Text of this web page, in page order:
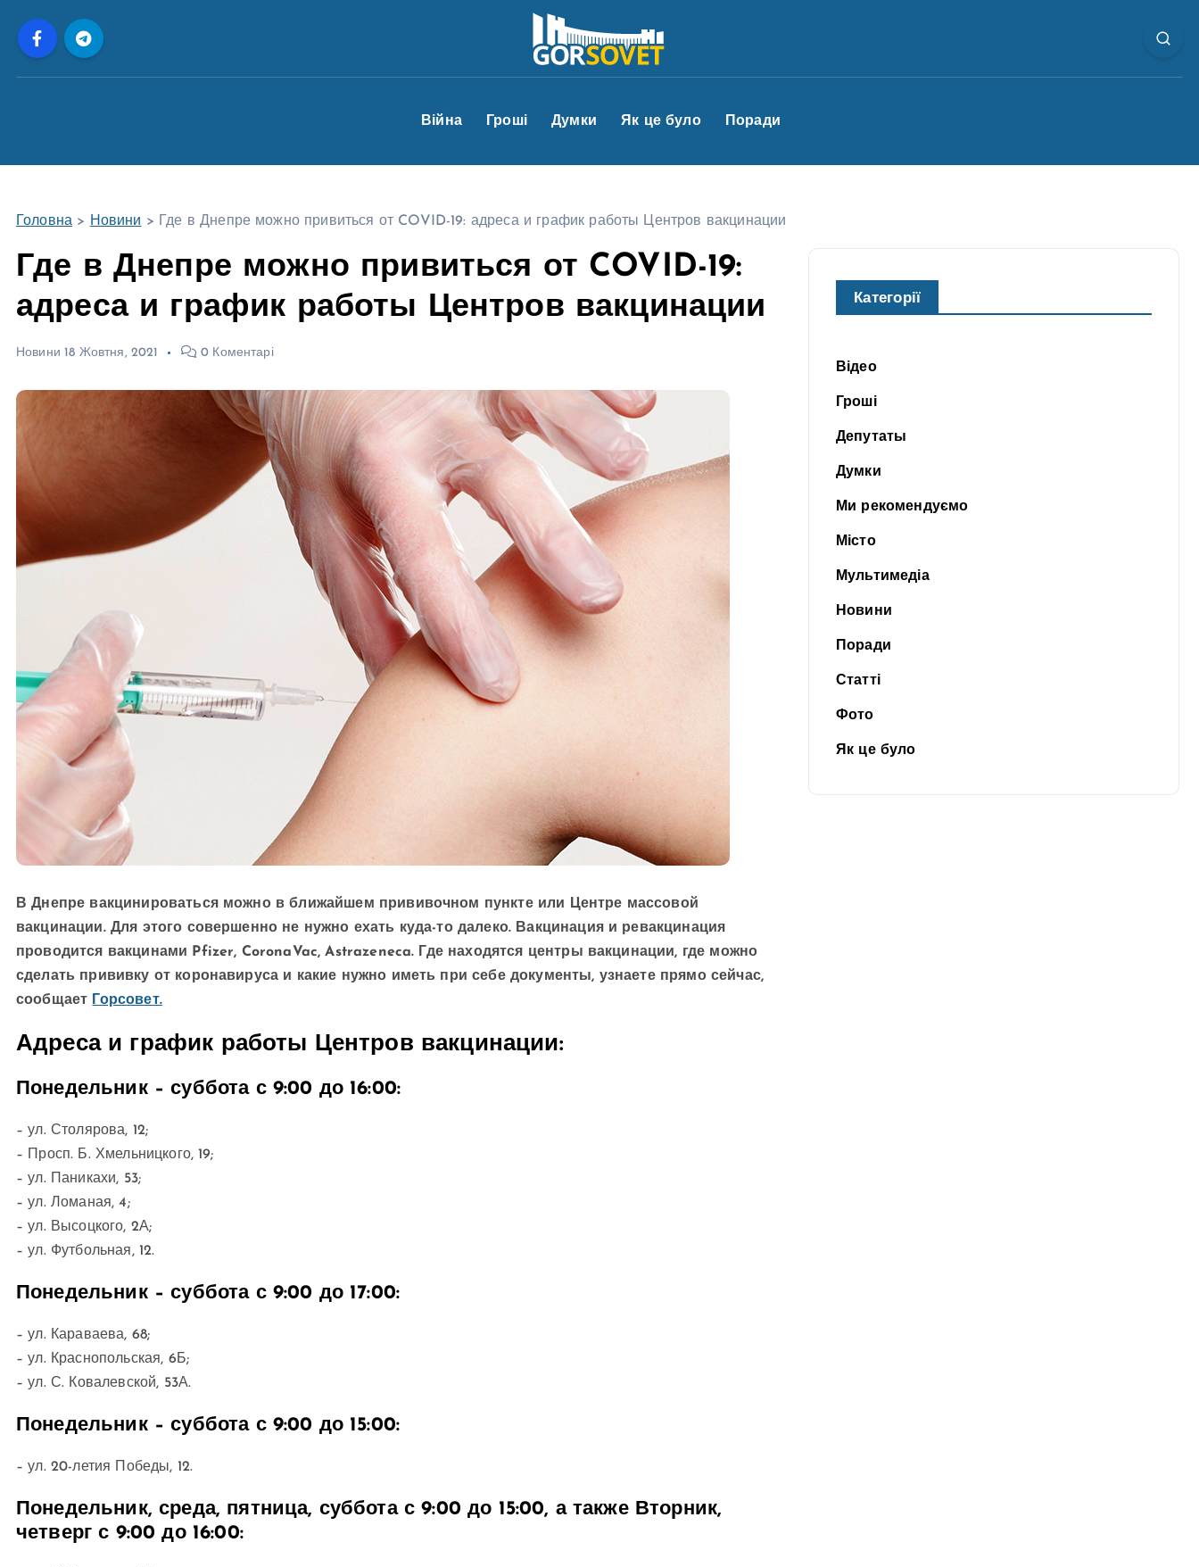
Війна Гроші Думки Як це було Поради
Головна > Новини > Где в Днепре можно привиться от COVID-19: адреса и график работы Центров вакцинации
Где в Днепре можно привиться от COVID-19:
адреса и график работы Центров вакцинации
Новини 18 Жовтня, 2021 0 Коментарі
В Днепре вакцинироваться можно в ближайшем прививочном пункте или Центре массовой
вакцинации. Для этого совершенно не нужно ехать куда-то далеко. Вакцинация и ревакцинация
проводится вакцинами Pfizer, CoronaVac, Astrazeneca. Где находятся центры вакцинации, где можно
сделать прививку от коронавируса и какие нужно иметь при себе документы, узнаете прямо сейчас,
сообщает
Горсовет.
Адреса и график работы Центров вакцинации:
Понедельник – суббота с 9:00 до 16:00:
– ул. Столярова, 12;
– Просп. Б. Хмельницкого, 19;
– ул. Паникахи, 53;
– ул. Ломаная, 4;
– ул. Высоцкого, 2А;
– ул. Футбольная, 12.
Понедельник – суббота с 9:00 до 17:00:
– ул. Караваева, 68;
– ул. Краснопольская, 6Б;
– ул. С. Ковалевской, 53А.
Понедельник – суббота с 9:00 до 15:00:
– ул. 20-летия Победы, 12.
Понедельник, среда, пятница, суббота с 9:00 до 15:00, а также Вторник,
четверг с 9:00 до 16:00:
Категорії
Відео
Гроші
Депутаты
Думки
Ми рекомендуємо
Місто
Мультимедіа
Новини
Поради
Статті
Фото
Як це було